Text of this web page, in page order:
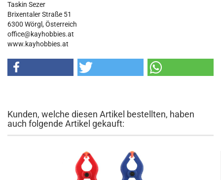
Taskin Sezer
Brixentaler Straße 51
6300 Wörgl, Österreich
office@kayhobbies.at
www.kayhobbies.at
Kunden, welche diesen Artikel bestellten, haben
auch folgende Artikel gekauft: